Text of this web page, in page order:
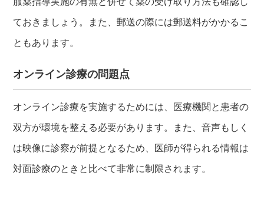
ておきましょう。また、郵送の際には郵送料がかかるこ
ともあります。
オンライン診療の問題点
オンライン診療を実施するためには、医療機関と患者の
双方が環境を整える必要があります。また、音声もしく
は映像に診察が前提となるため、医師が得られる情報は
対面診療のときと比べて非常に制限されます。